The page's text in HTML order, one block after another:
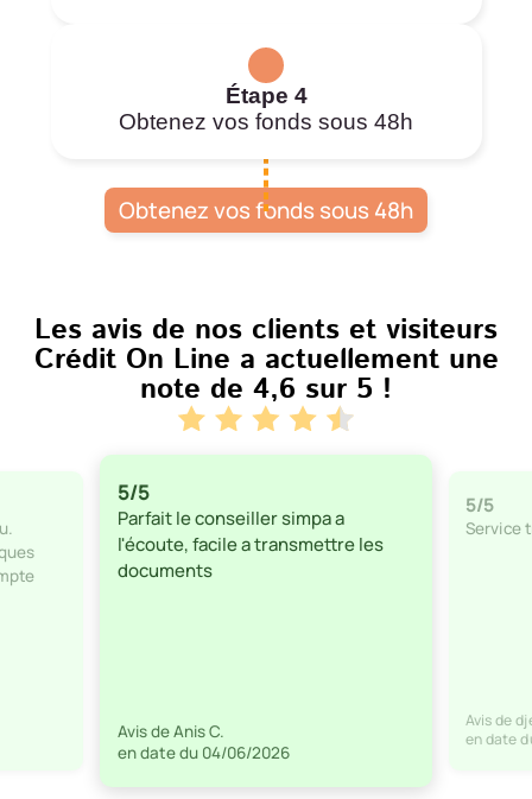
Étape 4
Obtenez vos fonds sous 48h
Obtenez vos fonds sous 48h
Les avis de nos clients et visiteurs
Crédit On Line a actuellement une
note de 4,6 sur 5 !
5/5
Parfait le conseiller simpa a
l'écoute, facile a transmettre les
documents
Avis de Anis C.
en date du 04/06/2026
5/5
Service
Avis de
en date